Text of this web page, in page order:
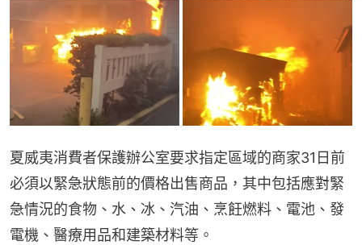
夏威夷消費者保護辦公室要求指定區域的商家31日前
必須以緊急狀態前的價格出售商品，其中包括應對緊
急情況的食物、水、冰、汽油、烹飪燃料、電池、發
電機、醫療用品和建築材料等。